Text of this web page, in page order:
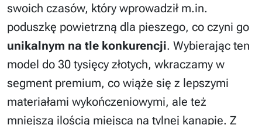
swoich czasów, który wprowadził m.in.
poduszkę powietrzną dla pieszego, co czyni go
unikalnym na tle konkurencji. Wybierając ten
model do 30 tysięcy złotych, wkraczamy w
segment premium, co wiąże się z lepszymi
materiałami wykończeniowymi, ale też
mniejszą ilością miejsca na tylnej kanapie. Z